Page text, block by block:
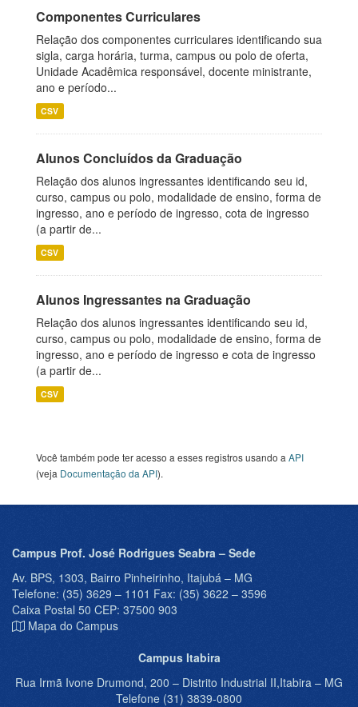
Componentes Curriculares
Relação dos componentes curriculares identificando sua
sigla, carga horária, turma, campus ou polo de oferta,
Unidade Acadêmica responsável, docente ministrante,
ano e período...
CSV
Alunos Concluídos da Graduação
Relação dos alunos ingressantes identificando seu id,
curso, campus ou polo, modalidade de ensino, forma de
ingresso, ano e período de ingresso, cota de ingresso
(a partir de...
CSV
Alunos Ingressantes na Graduação
Relação dos alunos ingressantes identificando seu id,
curso, campus ou polo, modalidade de ensino, forma de
ingresso, ano e período de ingresso e cota de ingresso
(a partir de...
CSV
Você também pode ter acesso a esses registros usando a API
(veja Documentação da API).
Campus Prof. José Rodrigues Seabra – Sede
Av. BPS, 1303, Bairro Pinheirinho, Itajubá – MG
Telefone: (35) 3629 – 1101 Fax: (35) 3622 – 3596
Caixa Postal 50 CEP: 37500 903
Mapa do Campus
Campus Itabira
Rua Irmã Ivone Drumond, 200 – Distrito Industrial II,Itabira – MG
Telefone (31) 3839-0800